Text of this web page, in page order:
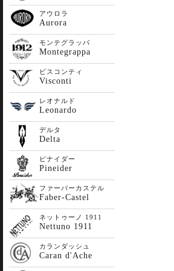
アウロラ
Aurora
モンテグラッパ
Montegrappa
ビスコンティ
Visconti
レオナルド
Leonardo
デルタ
Delta
ピナイダー
Pineider
ファーバーカステル
Faber-Castel
ネットゥーノ 1911
Nettuno 1911
カランダッシュ
Caran d'Ache